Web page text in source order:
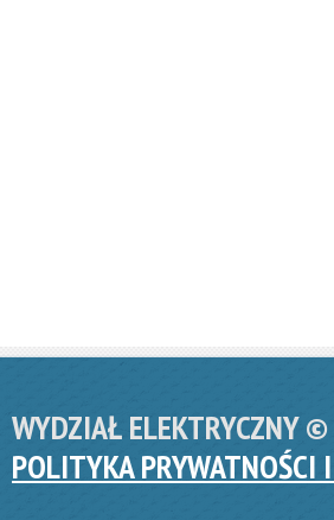
WYDZIAŁ ELEKTRYCZNY ©
POLITYKA PRYWATNOŚCI